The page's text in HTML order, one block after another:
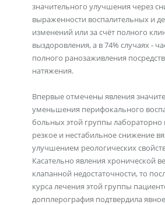
значительного улучшения через
выраженности воспалительных и
изменений или за счёт полного
выздоровления, а в 74% случаях -
полного ранозаживления
натяжения.
Впервые отмечены явления
уменьшения перифокального
больных этой группы лабораторно
резкое и нестабильное снижение
улучшением реологических
Касательно явления хронической
клапанной недостаточности, то
курса лечения этой группы
допплерография подтвердила